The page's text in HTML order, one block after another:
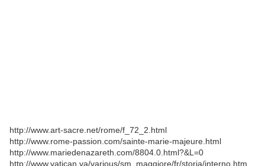
http://www.art-sacre.net/rome/f_72_2.html
http://www.rome-passion.com/sainte-marie-majeure.html
http://www.mariedenazareth.com/8804.0.html?&L=0
http://www.vatican.va/various/sm_maggiore/fr/storia/interno.htm